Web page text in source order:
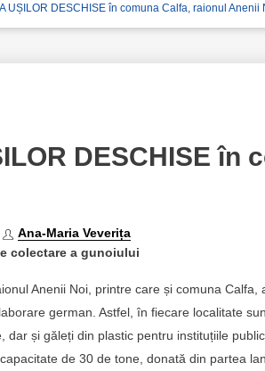
UȘILOR DESCHISE în comuna Calfa, raionul Anenii
DESCHISE în
Ana-Maria Veverița
colectare a gunoiului
Anenii Noi, printre care și comuna
german. Astfel, în fiecare localitate
dar și găleți din plastic pentru instituțiile
de 30 de tone, donată din partea